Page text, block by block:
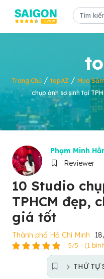
Trang Chủ/ topAZ / Mua
chụp ảnh sơ sinh tại
Phạm Minh
Reviewer
10 Studio
TPHCM đẹp,
giá tốt
Thành phố Hồ Chí Minh
5/5 - (1
THỨ TỰ